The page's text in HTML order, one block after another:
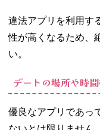
違法アプリを利用す
性が高くなるため、
い。
デートの場所や時
優良なアプリであっ